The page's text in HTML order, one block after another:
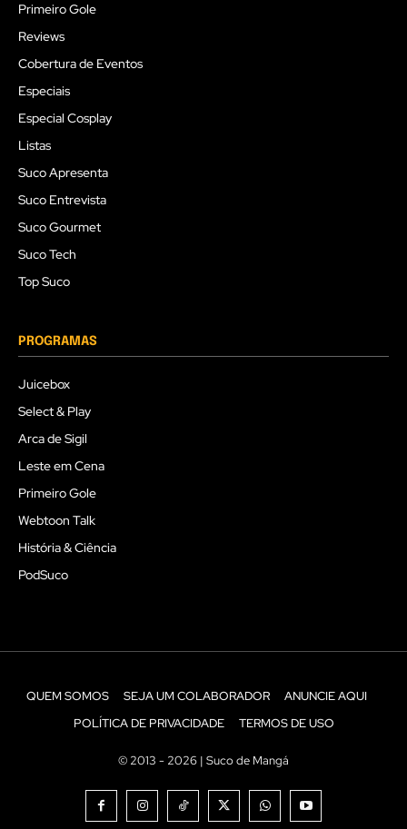
Primeiro Gole
Reviews
Cobertura de Eventos
Especiais
Especial Cosplay
Listas
Suco Apresenta
Suco Entrevista
Suco Gourmet
Suco Tech
Top Suco
PROGRAMAS
Juicebox
Select & Play
Arca de Sigil
Leste em Cena
Primeiro Gole
Webtoon Talk
História & Ciência
PodSuco
QUEM SOMOS SEJA UM COLABORADOR
ANUNCIE AQUI
POLÍTICA DE PRIVACIDADE
TERMOS DE USO
© 2013 - 2026 | Suco de Mangá